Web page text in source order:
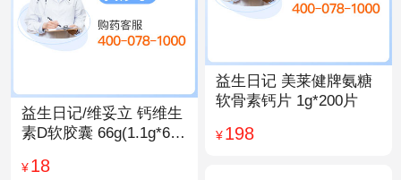
益生日记 美莱健牌氨糖
软骨素钙片 1g*200片
¥198
益生日记/维妥立 钙维生
素D软胶囊 66g(1.1g*60
¥18